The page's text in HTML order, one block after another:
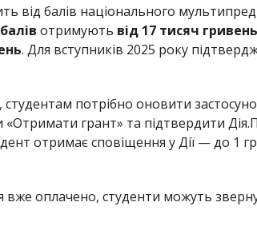
від балів національного
отримують від 17 тисяч гривень
. Для вступників 2025 року
потрібно оновити
грант» та підтвердити
отримає сповіщення у Дії — до 1
вже оплачено, студенти можуть